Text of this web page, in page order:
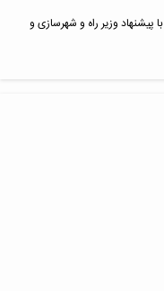
پیشنهاد وزیر راه و شهرسازی و